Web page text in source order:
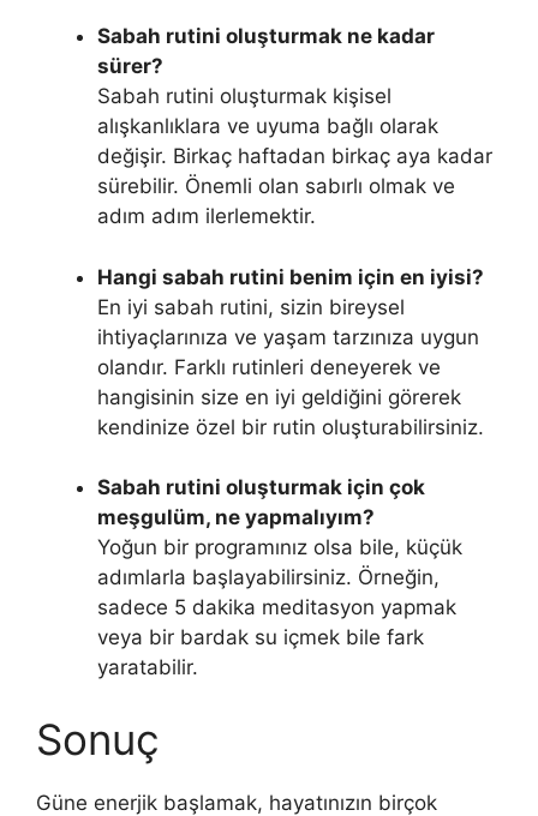
Sabah rutini oluşturmak ne kadar
sürer?
Sabah rutini oluşturmak kişisel
alışkanlıklara ve uyuma bağlı olarak
değişir. Birkaç haftadan birkaç aya kadar
sürebilir. Önemli olan sabırlı olmak ve
adım adım ilerlemektir.
Hangi sabah rutini benim için en iyisi?
En iyi sabah rutini, sizin bireysel
ihtiyaçlarınıza ve yaşam tarzınıza uygun
olandır. Farklı rutinleri deneyerek ve
hangisinin size en iyi geldiğini görerek
kendinize özel bir rutin oluşturabilirsiniz.
Sabah rutini oluşturmak için çok
meşgulüm, ne yapmalıyım?
Yoğun bir programınız olsa bile, küçük
adımlarla başlayabilirsiniz. Örneğin,
sadece 5 dakika meditasyon yapmak
veya bir bardak su içmek bile fark
yaratabilir.
Sonuç
Güne enerjik başlamak, hayatınızın birçok